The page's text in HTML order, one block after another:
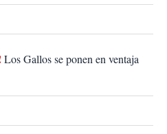
Los Gallos se ponen en ventaja